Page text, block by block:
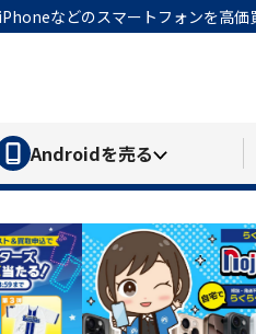
などのスマートフォンを高価
Androidを売る